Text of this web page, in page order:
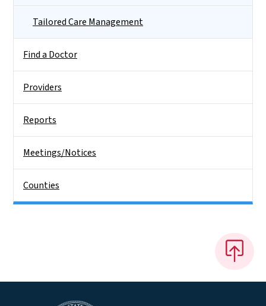
Tailored Care Management
Find a Doctor
Providers
Reports
Meetings/Notices
Counties